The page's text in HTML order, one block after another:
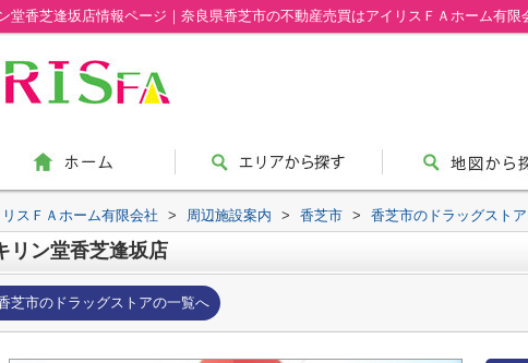
堂香芝逢坂店情報ページ｜奈良県香芝市の不動産売買はアイリスＦＡホーム有限
リスＦＡホーム有限会社 > 周辺施設案内 > 香芝市 > 香芝市のドラッグストア
リン堂香芝逢坂店
芝市のドラッグストアの一覧へ